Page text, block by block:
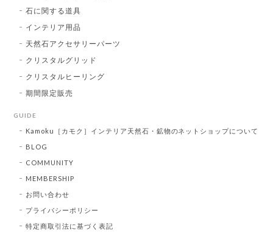
石に関する道具
インテリア用品
天然石アクセサリーパーツ
クリスタルグリッド
クリスタルヒーリング
期間限定販売
GUIDE
Kamoku［カモク］インテリア天然石・鉱物のネットショップについて
BLOG
COMMUNITY
MEMBERSHIP
お問い合わせ
プライバシーポリシー
特定商取引法に基づく表記